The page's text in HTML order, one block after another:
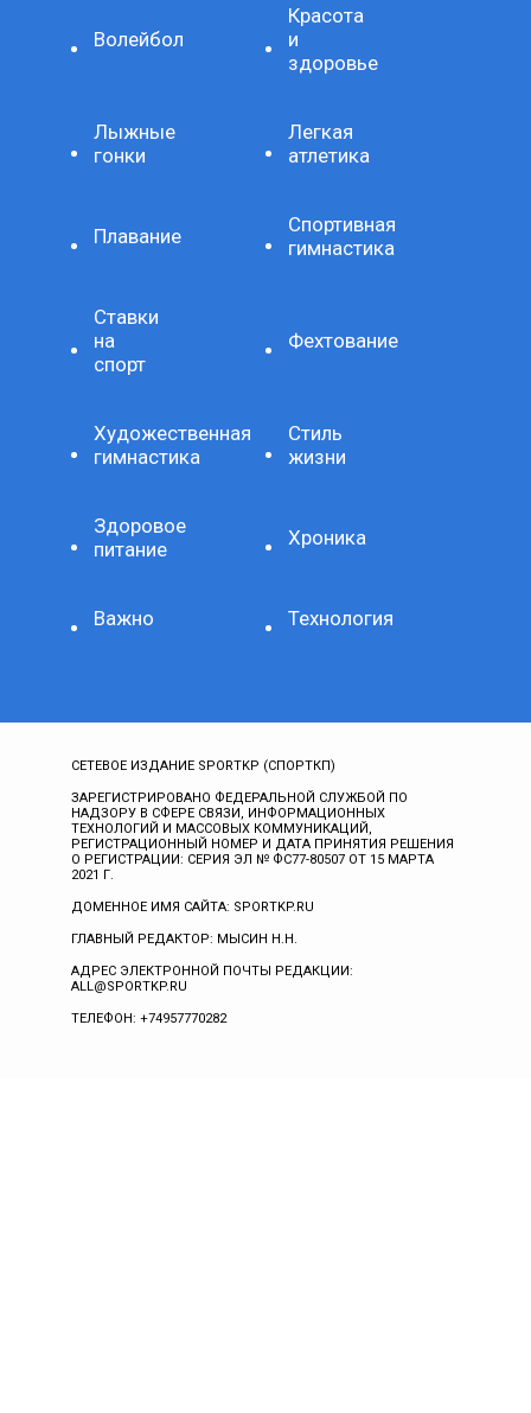
Волейбол
Красота
и
здоровье
Лыжные
гонки
Легкая
атлетика
Плавание
Спортивная
гимнастика
Ставки
на
спорт
Фехтование
Художественная
гимнастика
Стиль
жизни
Здоровое
питание
Хроника
Важно Технология
СЕТЕВОЕ ИЗДАНИЕ SPORTKP (СПОРТКП)
ЗАРЕГИСТРИРОВАНО ФЕДЕРАЛЬНОЙ СЛУЖБОЙ ПО
НАДЗОРУ В СФЕРЕ СВЯЗИ, ИНФОРМАЦИОННЫХ
ТЕХНОЛОГИЙ И МАССОВЫХ КОММУНИКАЦИЙ,
РЕГИСТРАЦИОННЫЙ НОМЕР И ДАТА ПРИНЯТИЯ РЕШЕНИЯ
О РЕГИСТРАЦИИ: СЕРИЯ ЭЛ № ФС77-80507 ОТ 15 МАРТА
2021 Г.
ДОМЕННОЕ ИМЯ САЙТА: SPORTKP.RU
ГЛАВНЫЙ РЕДАКТОР: МЫСИН Н.Н.
АДРЕС ЭЛЕКТРОННОЙ ПОЧТЫ РЕДАКЦИИ:
ALL@SPORTKP.RU
ТЕЛЕФОН: +74957770282